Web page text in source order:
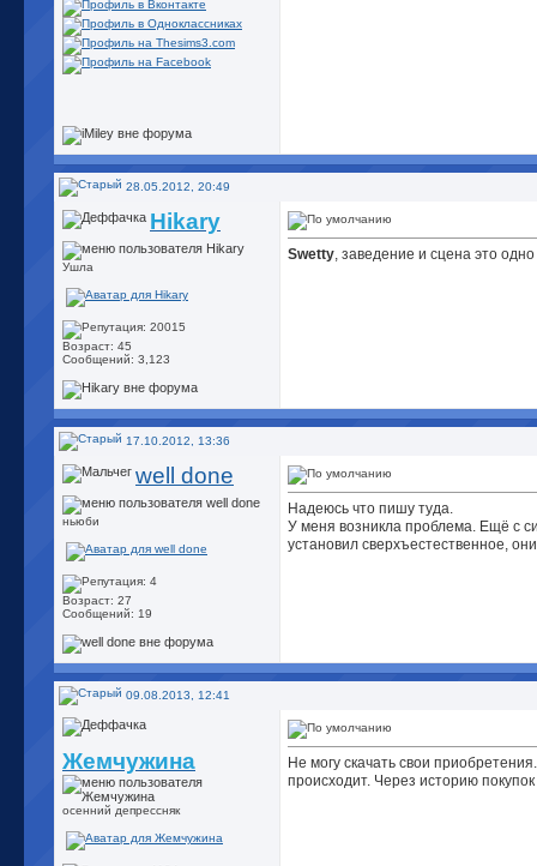
28.05.2012, 20:49
Hikary
Ушла
Возраст: 45
Сообщений: 3,123
Swetty, заведение и сцена это
17.10.2012, 13:36
well done
ньюби
Возраст: 27
Сообщений: 19
Надеюсь что пишу туда.
У меня возникла проблема. Ещё с
установил сверхъестественное,
09.08.2013, 12:41
Жемчужина
осенний депрессняк
Не могу скачать свои
происходит. Через историю